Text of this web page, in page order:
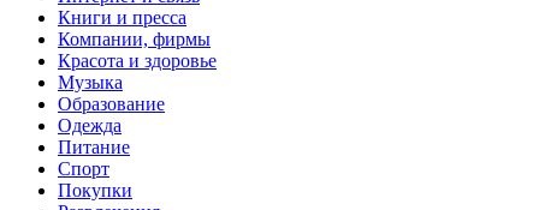
Книги и пресса
Компании, фирмы
Красота и здоровье
Музыка
Образование
Одежда
Питание
Спорт
Покупки